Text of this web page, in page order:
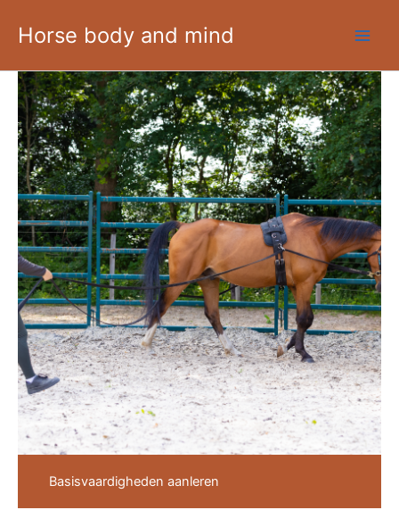
naar
inhoud
Horse body and mind
Basisvaardigheden aanleren